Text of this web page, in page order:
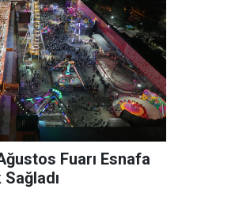
Fuarı Esnafa
Sağladı